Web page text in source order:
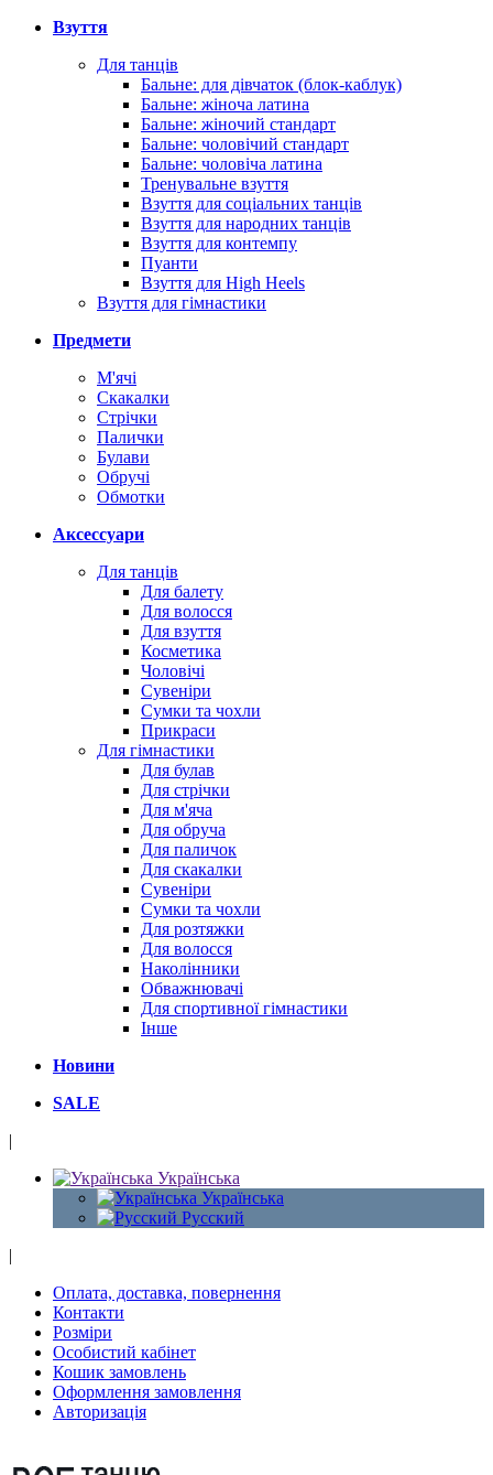
Взуття
Для танців
Бальне: для дівчаток (блок-каблук)
Бальне: жіноча латина
Бальне: жіночий стандарт
Бальне: чоловічий стандарт
Бальне: чоловіча латина
Тренувальне взуття
Взуття для соціальних танців
Взуття для народних танців
Взуття для контемпу
Пуанти
Взуття для High Heels
Взуття для гімнастики
Предмети
М'ячі
Скакалки
Стрічки
Палички
Булави
Обручі
Обмотки
Аксессуари
Для танців
Для балету
Для волосся
Для взуття
Косметика
Чоловічі
Сувеніри
Сумки та чохли
Прикраси
Для гімнастики
Для булав
Для стрічки
Для м'яча
Для обруча
Для паличок
Для скакалки
Сувеніри
Сумки та чохли
Для розтяжки
Для волосся
Наколінники
Обважнювачі
Для спортивної гімнастики
Інше
Новини
SALE
|
Українська
Українська
Русский
|
Оплата, доставка, повернення
Контакти
Розміри
Особистий кабінет
Кошик замовлень
Оформлення замовлення
Авторизація